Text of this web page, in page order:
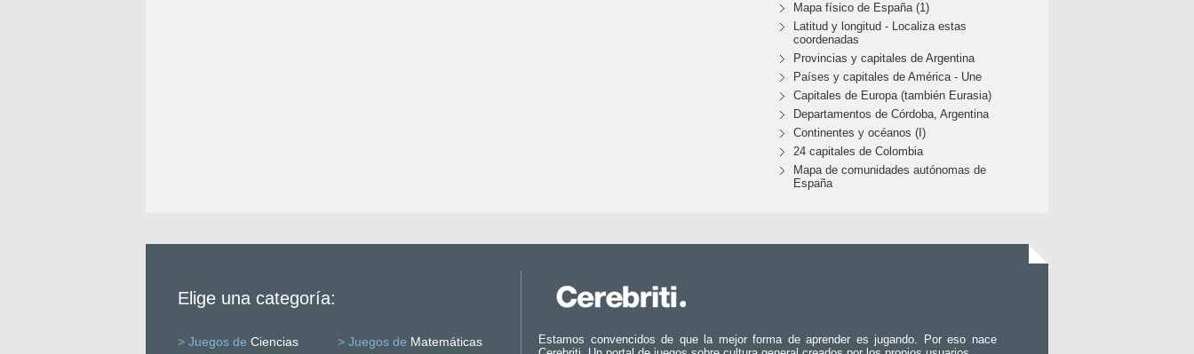
Mapa físico de España (1)
Latitud y longitud - Localiza estas
coordenadas
Provincias y capitales de Argentina
Países y capitales de América - Une
Capitales de Europa (también Eurasia)
Departamentos de Córdoba, Argentina
Continentes y océanos (I)
24 capitales de Colombia
Mapa de comunidades autónomas de
España
Elige una categoría:
> Juegos de Ciencias > Juegos de Matemáticas
Estamos convencidos de que la mejor forma de aprender es jugando. Por eso nace